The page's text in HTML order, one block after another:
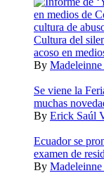
Cultura del
acoso en
By
Se viene la
muchas
By Erick Saúl
Ecuador se
examen de
By